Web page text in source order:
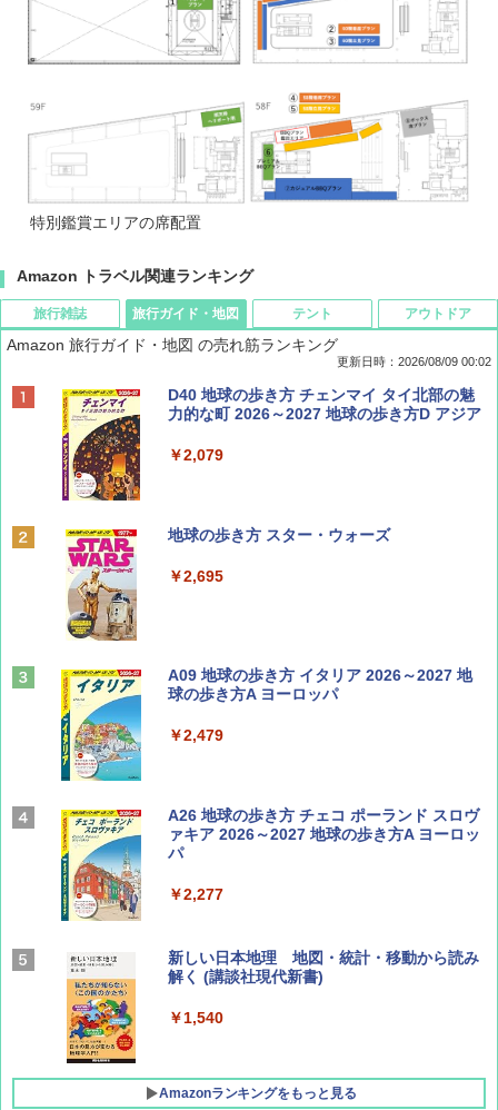
特別鑑賞エリアの席配置
Amazon トラベル関連ランキング
旅行雑誌
BE-PAL(ビ-パル) 2026年 9 月号【特別付録:
SOTO ミニマル"旅"財布 ランダム2種】
￥1,500
ディズニーファン ２０２６年 ９月号 [雑
山と溪谷 2026年8月号「南アルプス大全」
Coyote No.89 特集 星野道夫 夢見る旅
￥1,540
AIRLINE（エアライン）2026年9月号【特
集】ボーイング110周年を祝して！
￥1,760
旅行ガイド・地図
Amazon 旅行ガイド・地図 の売れ筋ランキング
更新日時：2026/08/09 00:02
D40 地球の歩き方 チェンマイ タイ北部の魅
力的な町 2026～2027 地球の歩き方D アジア
￥2,079
地球の歩き方 スター・ウォーズ
￥2,695
A09 地球の歩き方 イタリア 2026～2027 地
球の歩き方A ヨーロッパ
￥2,479
A26 地球の歩き方 チェコ ポーランド スロヴ
ァキア 2026～2027 地球の歩き方A ヨーロッ
パ
￥2,277
新しい日本地理 地図・統計・移動から読み
解く (講談社現代新書)
￥1,540
Amazonランキングをもっと見る
テント アウトドア